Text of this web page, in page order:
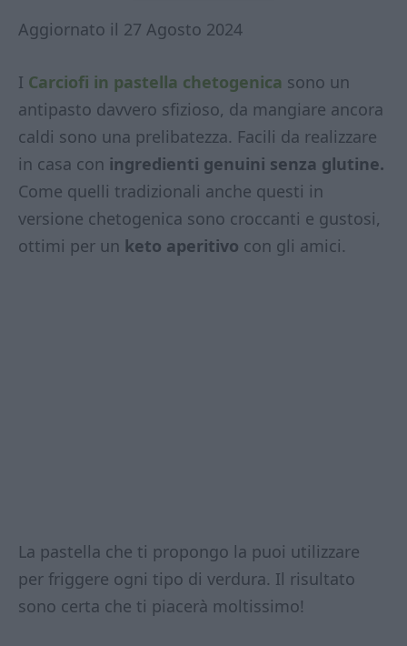
Aggiornato il 27 Agosto 2024
I Carciofi in pastella chetogenica sono un
antipasto davvero sfizioso, da mangiare ancora
caldi sono una prelibatezza. Facili da realizzare
in casa con ingredienti genuini senza glutine.
Come quelli tradizionali anche questi in
versione chetogenica sono croccanti e gustosi,
ottimi per un keto aperitivo con gli amici.
La pastella che ti propongo la puoi utilizzare
per friggere ogni tipo di verdura. Il risultato
sono certa che ti piacerà moltissimo!